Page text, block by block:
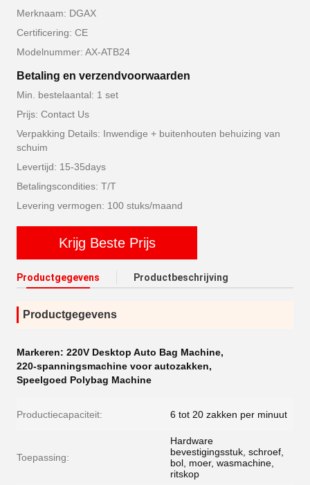
Merknaam: DGAX
Certificering: CE
Modelnummer: AX-ATB24
Betaling en verzendvoorwaarden
Min. bestelaantal: 1 set
Prijs: Contact Us
Verpakking Details: Inwendige + buitenhouten behuizing van
schuim
Levertijd: 15-35days
Betalingscondities: T/T
Levering vermogen: 100 stuks/maand
Krijg Beste Prijs
Productgegevens Productbeschrijving
Productgegevens
Markeren: 220V Desktop Auto Bag Machine,
220-spanningsmachine voor autozakken,
Speelgoed Polybag Machine
Productiecapaciteit: 6 tot 20 zakken per minuut
Toepassing:
Hardware
bevestigingsstuk, schroef,
bol, moer, wasmachine,
ritskop